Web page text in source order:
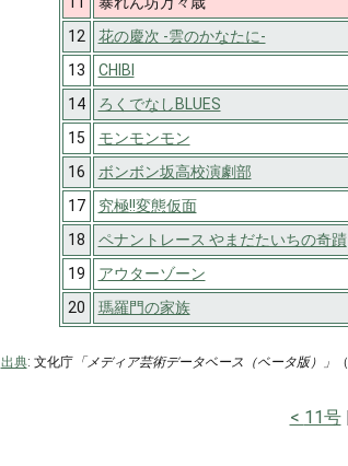
12 花の慶次 -雲のかなたに-
13
CHIBI
14
ろくでなしBLUES
15
モンモンモン
16
ボンボン坂高校演劇部
17
究極!!変態仮面
18
ペナントレース やまだたいちの奇蹟
19
アウターゾーン
20
瑪羅門の家族
出典: 文化庁「メディア芸術データベース（ベータ版）」 （
11号